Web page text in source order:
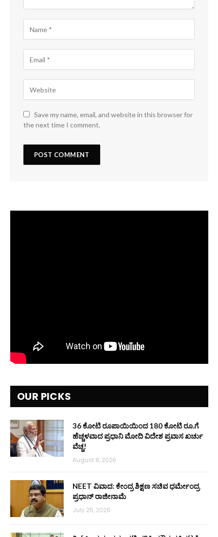
Save my name, email, and website in this browser for
the next time I comment.
OUR PICKS
36 ಕೋಟಿ ರೂಪಾಯಿಯಿಂದ 180 ಕೋಟಿ ರೂ.ಗೆ
ಹೆಚ್ಚಳವಾದ ಪ್ರಧಾನಿ ಮೋದಿ ವಿದೇಶ ಪ್ರವಾಸ ಖರ್ಚು
ವೆಚ್ಚ!
August 8, 2026
NEET ವಿವಾದ: ಕೇಂದ್ರ ಶಿಕ್ಷಣ ಸಚಿವ ಧರ್ಮೇಂದ್ರ
ಪ್ರಧಾನ್ ರಾಜೀನಾಮೆ
July 25, 2026